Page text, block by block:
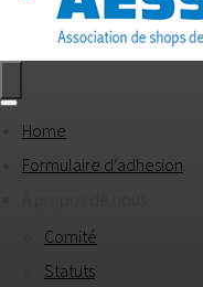
Home
Formulaire d’adhesion
Comité
Statuts